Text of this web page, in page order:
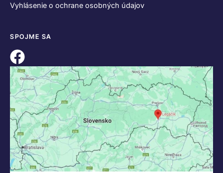
Vyhlásenie o ochrane osobných údajov
SPOJME SA